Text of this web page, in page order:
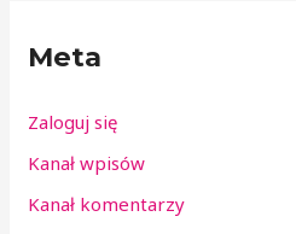
Meta
Zaloguj się
Kanał wpisów
Kanał komentarzy